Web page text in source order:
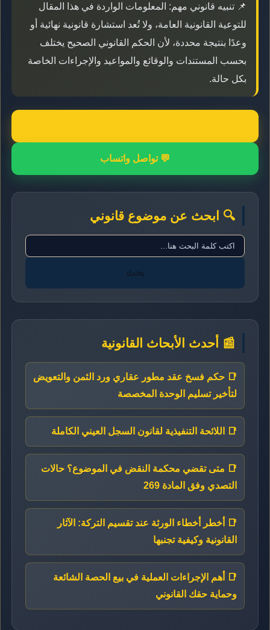
📌 تنبيه قانوني مهم: المعلومات الواردة في هذا المقال
للتوعية القانونية العامة، ولا تُعد استشارة قانونية نهائية أو
وعدًا بنتيجة محددة، لأن الحكم القانوني الصحيح يختلف
بحسب المستندات والوقائع والمواعيد والإجراءات الخاصة
بكل حالة.
💬 تواصل واتساب
🔍 ابحث عن موضوع قانوني
بحث
📰 أحدث الأبحاث القانونية
📑 حكم فسخ عقد مطور عقاري ورد الثمن والتعويض
لتأخير تسليم الوحدة المخصصة
📑 اللائحة التنفيذية لقانون السجل العيني الكاملة
📑 متى تقضي محكمة النقض في الموضوع؟ حالات
التصدي وفق المادة 269
📑 أخطر أخطاء الورثة عند تقسيم التركة: الآثار
القانونية وكيفية تجنبها
📑 أهم الإجراءات العملية في بيع الحصة الشائعة
وحماية حقك القانوني